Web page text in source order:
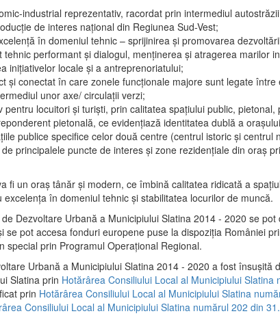
industrial reprezentativ, racordat prin intermediul
de interes naţional din Regiunea Sud-Vest;
în domeniul tehnic – sprijinirea şi promovarea
performant şi dialogul, menţinerea şi atragerea marilor
iniţiativelor locale şi a antreprenoriatului;
şi conectat în care zonele funcţionale majore sunt legate între
unor axe/ circulații verzi;
pentru locuitori şi turişti, prin calitatea spaţiului public, pietonal,
pietonală, ce evidenţiază identitatea dublă a
publice specifice celor două centre (centrul istoric şi centrul
principalele puncte de interes şi zone rezidenţiale din oraş
fi un oraş tânăr şi modern, ce îmbină calitatea ridicată a
în domeniul tehnic şi stabilitatea locurilor de muncă.
Dezvoltare Urbană a Municipiului Slatina 2014 - 2020 se pot
se pot accesa fonduri europene puse la dispoziţia României
special prin Programul Operațional Regional.
Urbană a Municipiului Slatina 2014 - 2020 a fost însuşită
Slatina prin Hotărârea Consiliului Local al Municipiului Slatina
prin Hotărârea Consiliului Local al Municipiului Slatina
Consiliului Local al Municipiului Slatina numărul 202 din